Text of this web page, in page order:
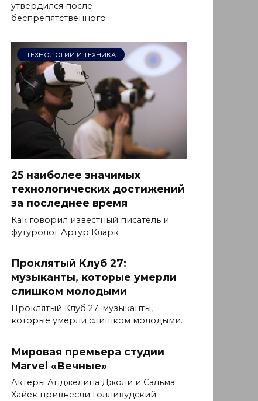
утвердился после
беспрепятственного
ТЕХНОЛОГИИ И ТЕХНИКА
25 наиболее значимых
технологических достижений
за последнее время
Как говорил известный писатель и
футуролог Артур Кларк
Проклятый Клуб 27:
музыканты, которые умерли
слишком молодыми
Проклятый Клуб 27: музыканты,
которые умерли слишком молодыми.
Мировая премьера студии
Marvel «Вечные»
Актеры Анджелина Джоли и Сальма
Хайек привнесли голливудский